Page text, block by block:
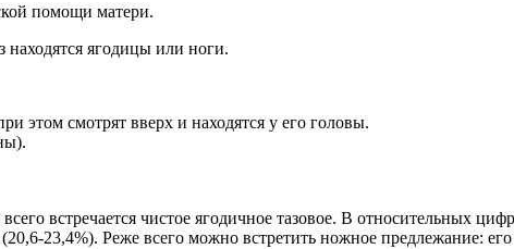
помощи матери.
ягодицы или ноги.
этом смотрят вверх и находятся у его головы.
встречается чистое ягодичное тазовое. В относительных
23,4%). Реже всего можно встретить ножное предлежание: его